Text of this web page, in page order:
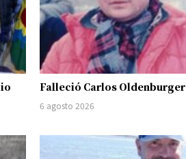
Falleció Carlos Oldenburger
6 agosto 2026